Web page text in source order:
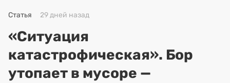
Статья 29 дней назад
«Ситуация
катастрофическая». Бор
утопает в мусоре —